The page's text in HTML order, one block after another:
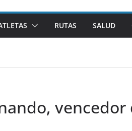
España absoluto en Disco
Calahorra acoge este fin
RUTAS SALUD